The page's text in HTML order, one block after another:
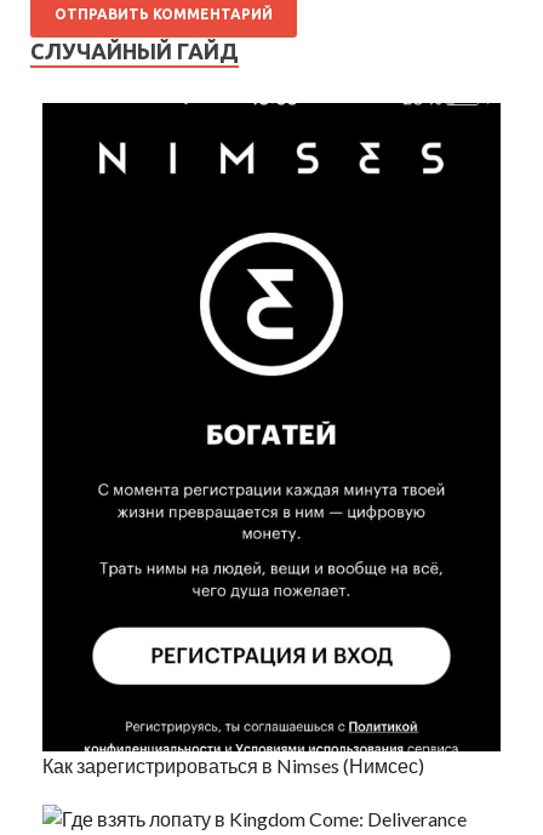
СЛУЧАЙНЫЙ ГАЙД
Как зарегистрироваться в Nimses (Нимсес)